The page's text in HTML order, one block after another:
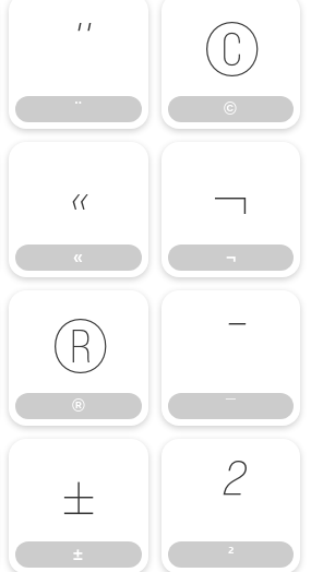
¨
¨
©
©
«
«
¬
¬
®
®
¯
¯
±
±
²
²